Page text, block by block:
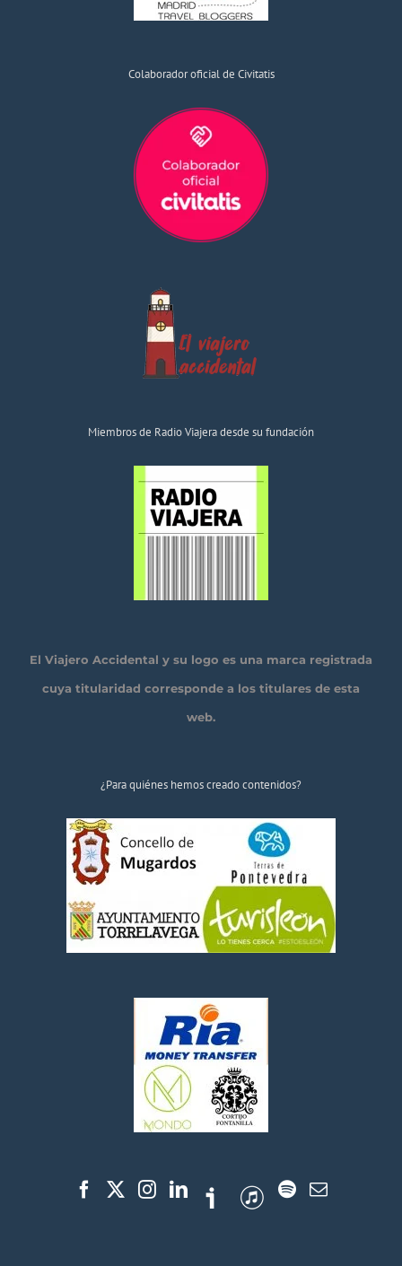
Colaborador oficial de Civitatis
Miembros de Radio Viajera desde su fundación
El Viajero Accidental y su logo es una marca registrada
cuya titularidad corresponde a los titulares de esta
web.
¿Para quiénes hemos creado contenidos?